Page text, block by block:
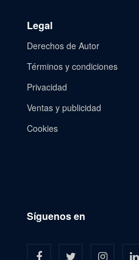
Legal
Derechos de Autor
Términos y condiciones
Privacidad
Ventas y publicidad
Cookies
Síguenos en